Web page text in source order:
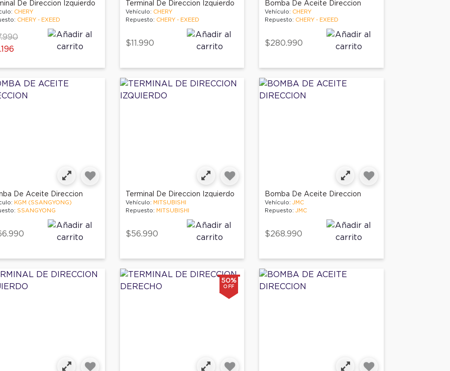
De Direccion Izquierdo
CHERY
CHERY - EXEED
reduced from
to
Terminal De Direccion Izquierdo
Vehículo: CHERY
Repuesto: CHERY - EXEED
$11.990
Bomba De Aceite Direccion
Vehículo: CHERY
Repuesto: CHERY - EXEED
$280.990
De Aceite Direccion
KGM (SSANGYONG)
SSANGYONG
Terminal De Direccion Izquierdo
Vehículo: MITSUBISHI
Repuesto: MITSUBISHI
$56.990
Bomba De Aceite Direccion
Vehículo:JMC
Repuesto:JMC
$268.990
50%
OFF